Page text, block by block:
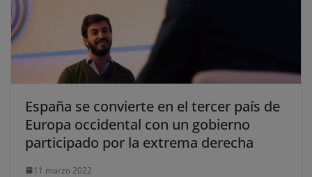
España se convierte en el tercer país de
Europa occidental con un gobierno
participado por la extrema derecha
11 marzo 2022